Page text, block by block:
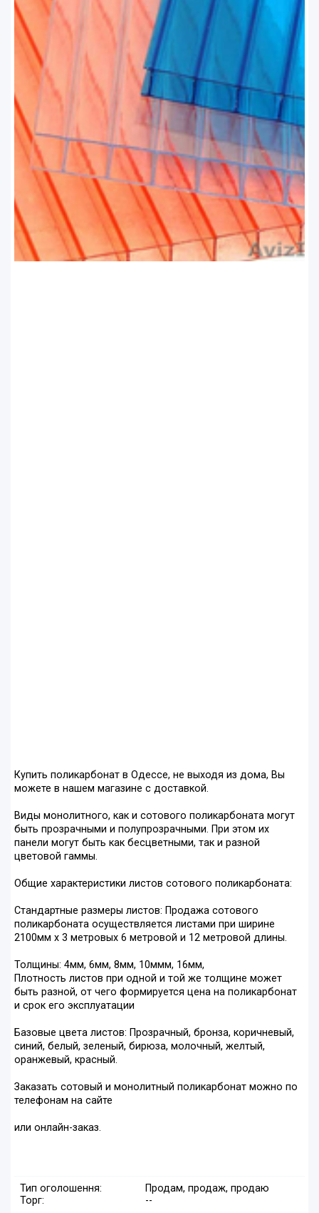
Купить поликарбонат в Одессе, не выходя из дома, Вы
можете в нашем магазине с доставкой.
Виды монолитного, как и сотового поликарбоната могут
быть прозрачными и полупрозрачными. При этом их
панели могут быть как бесцветными, так и разной
цветовой гаммы.
Общие характеристики листов сотового поликарбоната:
Стандартные размеры листов: Продажа сотового
поликарбоната осуществляется листами при ширине
2100мм х 3 метровых 6 метровой и 12 метровой длины.
Толщины: 4мм, 6мм, 8мм, 10ммм, 16мм,
Плотность листов при одной и той же толщине может
быть разной, от чего формируется цена на поликарбонат
и срок его эксплуатации
Базовые цвета листов: Прозрачный, бронза, коричневый,
синий, белый, зеленый, бирюза, молочный, желтый,
оранжевый, красный.
Заказать сотовый и монолитный поликарбонат можно по
телефонам на сайте
или онлайн-заказ.
Тип оголошення:
Продам, продаж, продаю
Торг:
--